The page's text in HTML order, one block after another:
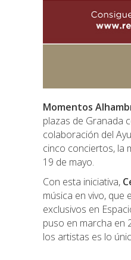
Momentos
plazas de Granada
colaboración del
cinco conciertos, la
19 de mayo.
Con esta iniciativa,
música en vivo,
exclusivos en
puso en marcha en
los artistas es lo